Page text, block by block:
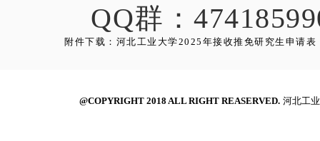
QQ群：
附件下载：河北工业大学2025年接收推免研究生申请表
@COPYRIGHT 2018 ALL RIGHT REASERVED. 河北工